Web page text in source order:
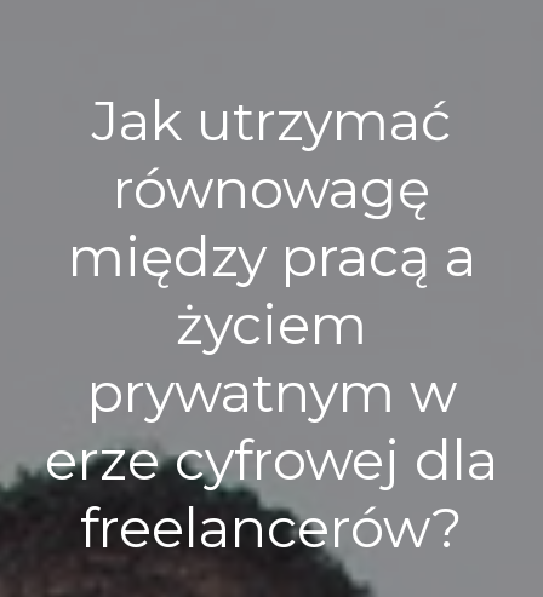
Jak utrzymać
równowagę
między pracą a
życiem
prywatnym w
erze cyfrowej dla
freelancerów?